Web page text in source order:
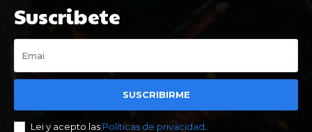
Suscribete
SUSCRIBIRME
Lei y acepto las Políticas de privacidad